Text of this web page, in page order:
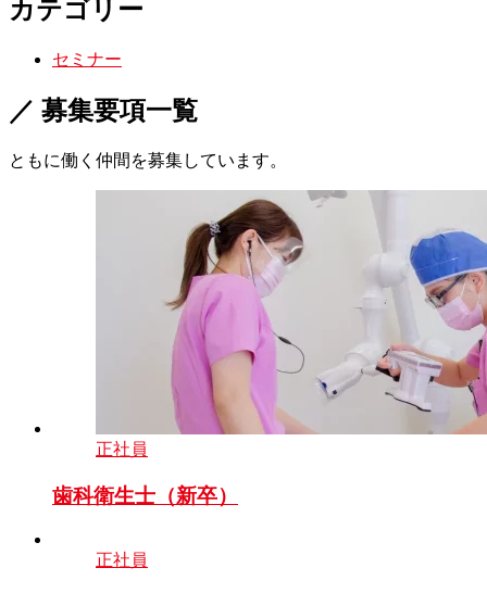
カテゴリー
セミナー
／ 募集要項一覧
ともに働く仲間を募集しています。
正社員
歯科衛生士（新卒）
正社員